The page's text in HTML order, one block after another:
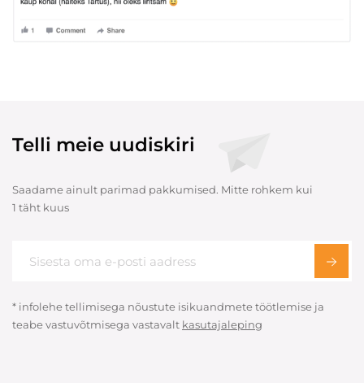
Telli meie uudiskiri
Saadame ainult parimad pakkumised. Mitte rohkem kui
1 täht kuus
* infolehe tellimisega nõustute isikuandmete töötlemise ja
teabe vastuvõtmisega vastavalt kasutajaleping